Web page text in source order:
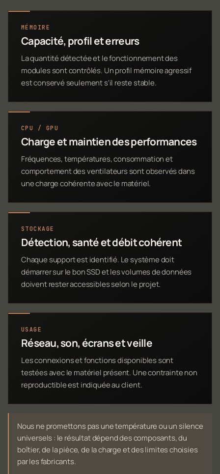
MÉMOIRE
Capacité, profil et erreurs
La quantité détectée et le fonctionnement des
modules sont contrôlés. Un profil mémoire agressif
est conservé seulement s'il reste stable.
CPU / GPU
Charge et maintien des performances
Fréquences, températures, consommation et
comportement des ventilateurs sont observés dans
une charge cohérente avec le matériel.
STOCKAGE
Détection, santé et débit cohérent
Chaque support est identifié. Le système doit
démarrer sur le bon SSD et les volumes de données
doivent rester accessibles selon le projet.
USAGE
Réseau, son, écrans et veille
Les connexions et fonctions disponibles sont
testées avec le matériel présent. Une contrainte non
reproductible est indiquée au client.
Nous ne promettons pas une température ou un silence
universels : le résultat dépend des composants, du
boîtier, de la pièce, de la charge et des limites choisies
par les fabricants.